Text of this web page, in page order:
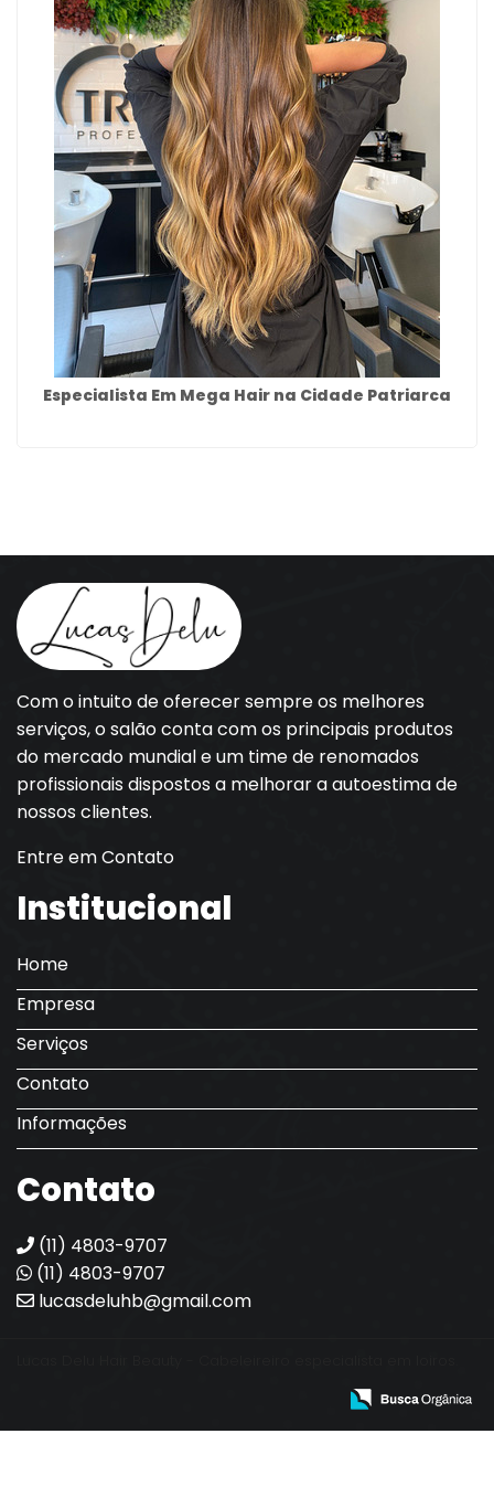
Especialista Em Mega Hair na Cidade Patriarca
Com o intuito de oferecer sempre os melhores
serviços, o salão conta com os principais produtos
do mercado mundial e um time de renomados
profissionais dispostos a melhorar a autoestima de
nossos clientes.
Entre em Contato
Institucional
Home
Empresa
Serviços
Contato
Informações
Contato
(11) 4803-9707
(11) 4803-9707
lucasdeluhb@gmail.com